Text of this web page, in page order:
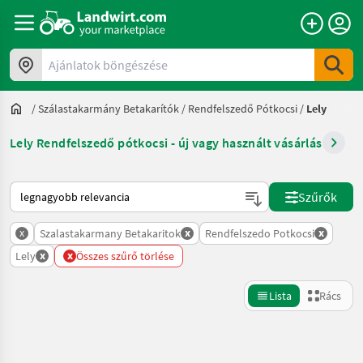
Ajánlatok böngészése
/Szálastakarmány Betakarítók / Rendfelszedő Pótkocsi / Lely
Lely Rendfelszedő pótkocsi - új vagy használt vásárlás
Így van sorba rendezve a Landwirt.com-on
Szűrők
x Szalastakarmany Betakaritok x Rendfelszedo Potkocsi x
Lely x x Összes szűrő törlése
Lista Rács